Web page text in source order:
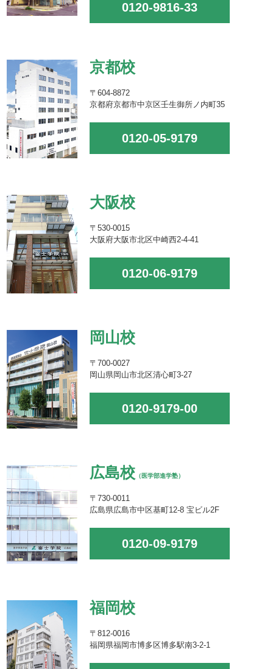
0120-9816-33
京都校
〒604-8872
京都府京都市中京区壬生御所ノ内町35
0120-05-9179
大阪校
〒530-0015
大阪府大阪市北区中崎西2-4-41
0120-06-9179
岡山校
〒700-0027
岡山県岡山市北区清心町3-27
0120-9179-00
広島校 （医学部進学塾）
〒730-0011
広島県広島市中区基町12-8 宝ビル2F
0120-09-9179
福岡校
〒812-0016
福岡県福岡市博多区博多駅南3-2-1